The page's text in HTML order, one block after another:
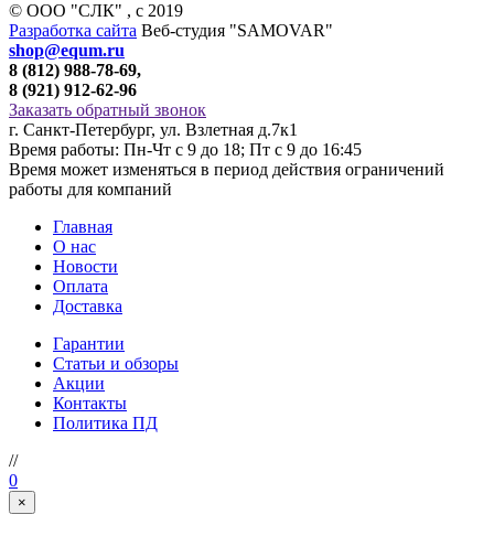
© ООО "СЛК" , c 2019
Разработка сайта Веб-студия "SAMOVAR"
shop@equm.ru
8 (812) 988-78-69,
8 (921) 912-62-96
Заказать обратный звонок
г. Санкт-Петербург, ул. Взлетная д.7к1
Время работы: Пн-Чт с 9 до 18; Пт с 9 до 16:45
Время может изменяться в период действия ограничений
работы для компаний
Главная
О нас
Новости
Оплата
Доставка
Гарантии
Статьи и обзоры
Акции
Контакты
Политика ПД
//
0
×